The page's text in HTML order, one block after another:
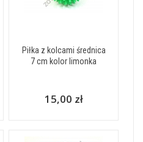
Piłka z kolcami średnica
7 cm kolor limonka
15,00 zł